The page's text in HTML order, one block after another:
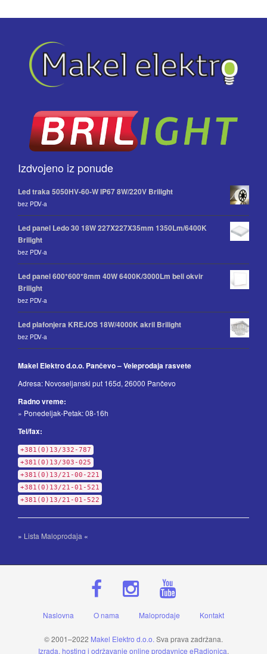
Izdvojeno iz ponude
Led traka 5050HV-60-W IP67 8W/220V Brilight
bez PDV-a
Led panel Ledo 30 18W 227X227X35mm 1350Lm/6400K
Brilight
bez PDV-a
Led panel 600*600*8mm 40W 6400K/3000Lm beli okvir
Brilight
bez PDV-a
Led plafonjera KREJOS 18W/4000K akril Brilight
bez PDV-a
Makel Elektro d.o.o. Pančevo – Veleprodaja rasvete
Adresa: Novoseljanski put 165d, 26000 Pančevo
Radno vreme:
» Ponedeljak-Petak: 08-16h
Tel/fax:
+381(0)13/332-787
+381(0)13/303-025
+381(0)13/21-00-221
+381(0)13/21-01-521
+381(0)13/21-01-522
» Lista Maloprodaja «
Naslovna O nama Maloprodaje Kontakt
© 2001–2022 Makel Elektro d.o.o.Sva prava zadržana.
Izrada, hosting i održavanje online prodavnice eRadionica.